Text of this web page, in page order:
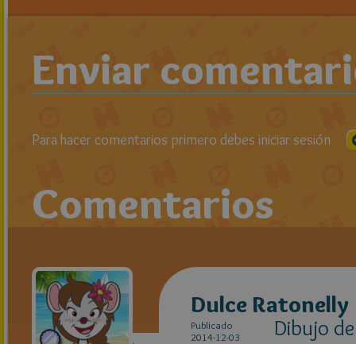
Enviar
Para hacer comentarios primero debes iniciar sesión
Comentarios
Dulce Ratonelly
Publicado
2014-12-03
Dibujo